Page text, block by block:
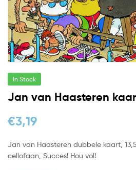
In Stock
Jan van Haasteren
€3,19
Jan van Haasteren dubbele kaart,
cellofaan, Succes! Hou vol!